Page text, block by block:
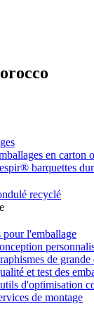
en carton
barquettes
recyclé
pour l'emballage
de grande
et test des
d'optimisation
de montage